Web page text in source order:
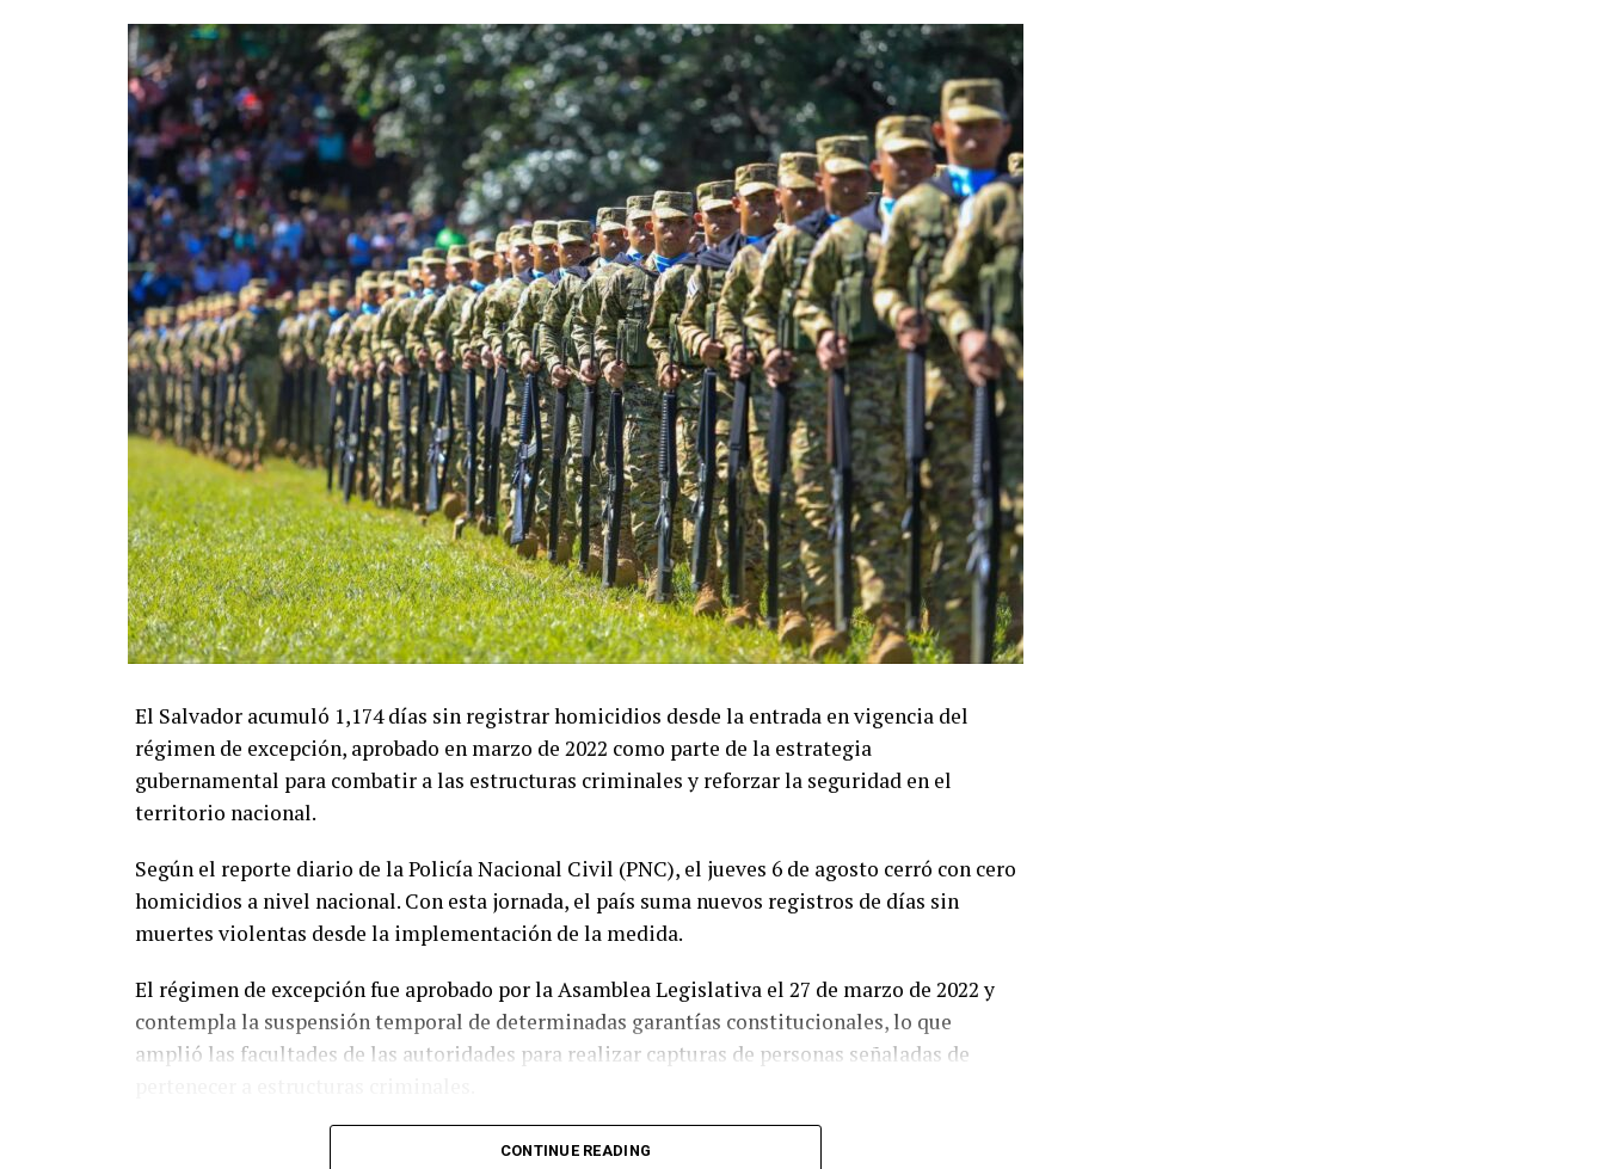
El Salvador acumuló 1,174 días sin registrar homicidios desde la entrada en vigencia del
régimen de excepción, aprobado en marzo de 2022 como parte de la estrategia
gubernamental para combatir a las estructuras criminales y reforzar la seguridad en el
territorio nacional.
Según el reporte diario de la Policía Nacional Civil (PNC), el jueves 6 de agosto cerró con cero
homicidios a nivel nacional. Con esta jornada, el país suma nuevos registros de días sin
muertes violentas desde la implementación de la medida.
El régimen de excepción fue aprobado por la Asamblea Legislativa el 27 de marzo de 2022 y
contempla la suspensión temporal de determinadas garantías constitucionales, lo que
amplió las facultades de las autoridades para realizar capturas de personas señaladas de
Las autoridades atribuyen a esta estrategia una reducción significativa de los homicidios y
CONTINUE READING